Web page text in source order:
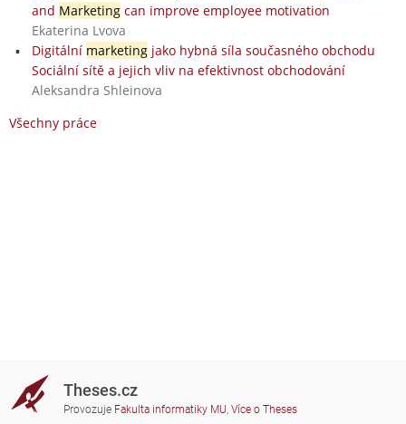
and Marketingcan improve employee motivation
Ekaterina Lvova
Digitální marketingjako hybná síla současného obchodu
Sociální sítě a jejich vliv na efektivnost obchodování
Aleksandra Shleinova
Všechny práce
Theses.cz
Provozuje Fakulta informatiky MU, Více o Theses